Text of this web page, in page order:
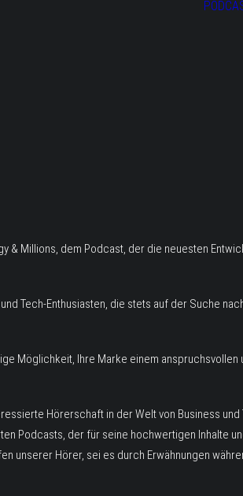
& Millions, dem Podcast, der die neuesten
Tech-Enthusiasten, die stets auf der Suche
Möglichkeit, Ihre Marke einem
Hörerschaft in der Welt von Business und
Podcasts, der für seine hochwertigen Inhalte
unserer Hörer, sei es durch Erwähnungen